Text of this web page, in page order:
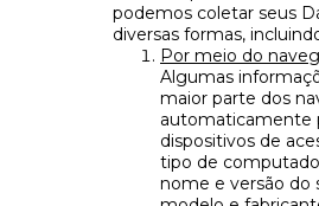
podemos coletar seus
diversas formas,
Por meio do
Algumas
maior parte dos
automaticamente
dispositivos de
tipo de
nome e versão do